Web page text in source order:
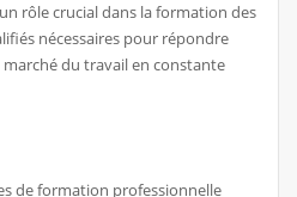
rôle crucial dans la formation des
nécessaires pour répondre
du travail en constante
de formation professionnelle